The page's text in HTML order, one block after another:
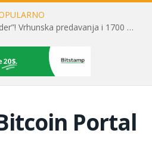
Toni Milun postao “milijarder”! Vrhunska predavanja i 1700 posjetitelja obilježili su mjesec financijske pismenosti
Portal